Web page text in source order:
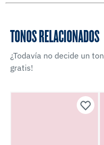
TONOS RELACIONADOS
¿Todavía no decide un
gratis!